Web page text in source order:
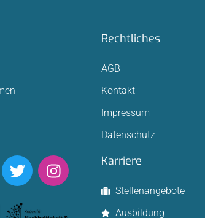
Rechtliches
AGB
Kontakt
Impressum
Datenschutz
Karriere
Stellenangebote
Ausbildung